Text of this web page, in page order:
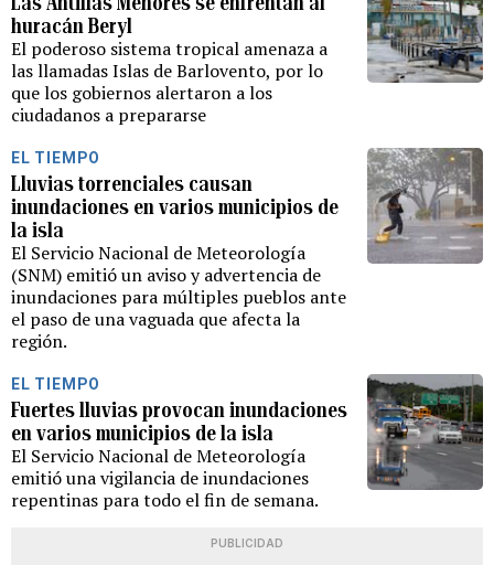
huracán Beryl
El poderoso sistema tropical amenaza a
las llamadas Islas de Barlovento, por lo
que los gobiernos alertaron a los
ciudadanos a prepararse
EL TIEMPO
Lluvias torrenciales causan
inundaciones en varios municipios de
la isla
El Servicio Nacional de Meteorología
(SNM) emitió un aviso y advertencia de
inundaciones para múltiples pueblos ante
el paso de una vaguada que afecta la
región.
EL TIEMPO
Fuertes lluvias provocan inundaciones
en varios municipios de la isla
El Servicio Nacional de Meteorología
emitió una vigilancia de inundaciones
repentinas para todo el fin de semana.
PUBLICIDAD